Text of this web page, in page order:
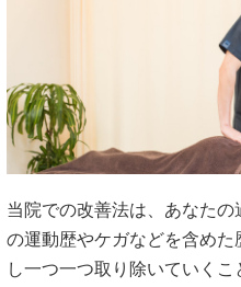
当院での改善法は、あなた
の運動歴やケガなどを含め
し一つ一つ取り除いていく